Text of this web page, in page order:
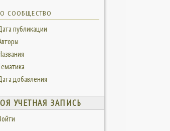
СООБЩЕСТВО
публикации
добавления
УЧЕТНАЯ ЗАПИСЬ